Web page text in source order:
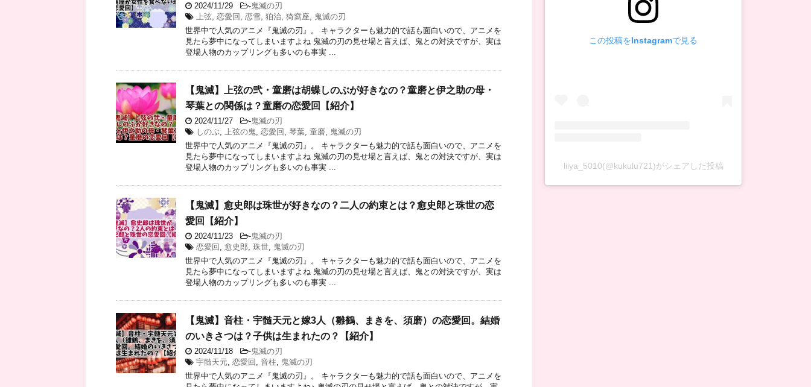
2024/11/29 -鬼滅の刃
上弦 恋愛回 恋雪 狛治 猗窩座
鬼滅の刃
世界中で人気のアニメ『鬼滅の刃』。 キャラクターも魅力的で話も面白いので、アニメを
見たら夢中になってしまいますよね 鬼滅の刃の見せ場と言えば、鬼との対決ですが、実は
登場人物のカップリングも多いのも事実 ...
【鬼滅】上弦の弐・童磨は胡蝶しのぶが好きなの？童磨と伊之助の母・
琴葉との関係は？童磨の恋愛回【紹介】
2024/11/27 -鬼滅の刃
しのぶ
上弦の鬼 恋愛回 琴葉 童磨
鬼滅の刃
世界中で人気のアニメ『鬼滅の刃』。 キャラクターも魅力的で話も面白いので、アニメを
見たら夢中になってしまいますよね 鬼滅の刃の見せ場と言えば、鬼との対決ですが、実は
登場人物のカップリングも多いのも事実 ...
【鬼滅】愈史郎は珠世が好きなの？二人の約束とは？愈史郎と珠世の恋
愛回【紹介】
2024/11/23 -鬼滅の刃
恋愛回 愈史郎 珠世
鬼滅の刃
世界中で人気のアニメ『鬼滅の刃』。 キャラクターも魅力的で話も面白いので、アニメを
見たら夢中になってしまいますよね 鬼滅の刃の見せ場と言えば、鬼との対決ですが、実は
登場人物のカップリングも多いのも事実 ...
【鬼滅】音柱・宇髄天元と嫁3人（雛鶴、まきを、須磨）の恋愛回。結婚
のいきさつは？子供は生まれたの？【紹介】
2024/11/18 -鬼滅の刃
宇髄天元 恋愛回 音柱
鬼滅の刃
世界中で人気のアニメ『鬼滅の刃』。 キャラクターも魅力的で話も面白いので、アニメを
この投稿をInstagramで見る
liiya_5010(@kukulu721)がシェアした投稿